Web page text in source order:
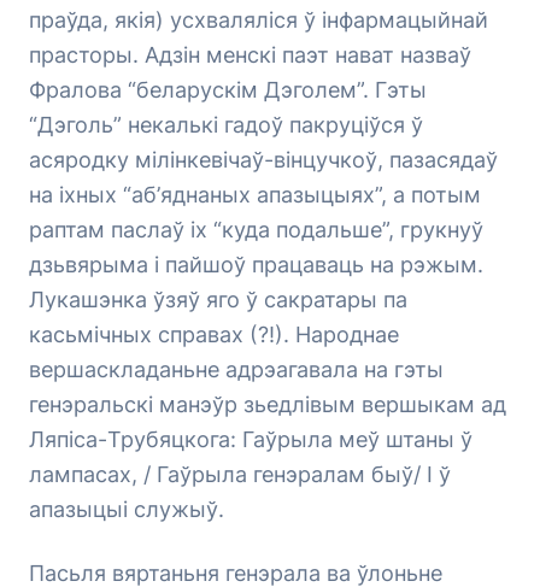
праўда, якія) усхваляліся ў інфармацыйнай
прасторы. Адзін менскі паэт нават назваў
Фралова “беларускім Дэголем”. Гэты
“Дэголь” некалькі гадоў пакруціўся ў
асяродку мілінкевічаў-вінцучкоў, пазасядаў
на іхных “аб’яднаных апазыцыях”, а потым
раптам паслаў іх “куда подальше”, грукнуў
дзьвярыма і пайшоў працаваць на рэжым.
Лукашэнка ўзяў яго ў сакратары па
касьмічных справах (?!). Народнае
вершаскладаньне адрэагавала на гэты
генэральскі манэўр зьедлівым вершыкам ад
Ляпіса-Трубяцкога: Гаўрыла меў штаны ў
лампасах, / Гаўрыла генэралам быў/ І ў
апазыцыі служыў.
Пасьля вяртаньня генэрала ва ўлоньне